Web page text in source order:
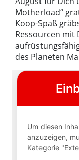
Motherload“
Koop-Spaß
Ressourcen mit
des Planeten